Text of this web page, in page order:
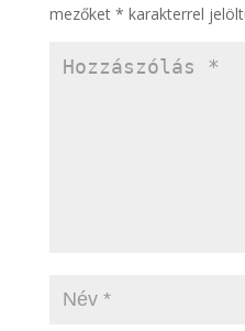
mezőket * karakterrel